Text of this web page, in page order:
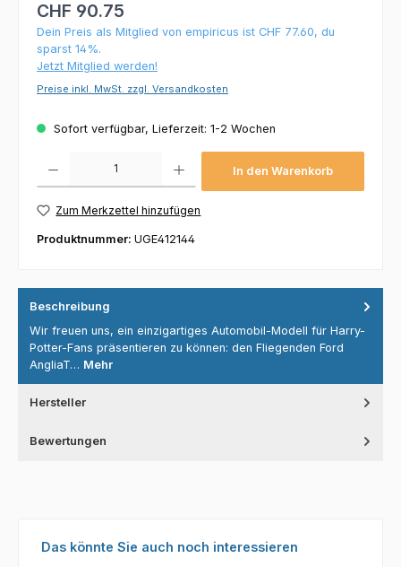
CHF 90.75
Dein Preis als Mitglied von empiricus ist CHF 77.60, du
sparst 14%.
Jetzt Mitglied werden!
Preise inkl. MwSt. zzgl. Versandkosten
Sofort verfügbar, Lieferzeit: 1-2 Wochen
In den Warenkorb
Zum Merkzettel hinzufügen
Produktnummer: UGE412144
Beschreibung
Wir freuen uns, ein einzigartiges Automobil-Modell für Harry-
Potter-Fans präsentieren zu können: den Fliegenden Ford
AngliaT… Mehr
Hersteller
Bewertungen
Produktgalerie überspringen
Das könnte Sie auch noch interessieren